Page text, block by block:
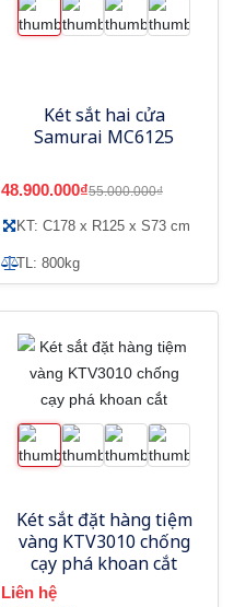
Két sắt hai cửa
Samurai MC6125
48.900.000₫55.000.000₫
KT: C178 x R125 x S73 cm
TL: 800kg
Két sắt đặt hàng tiệm
vàng KTV3010 chống
cạy phá khoan cắt
Liên hệ